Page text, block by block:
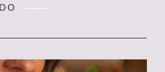
ENTREVISTA:
SONRISA